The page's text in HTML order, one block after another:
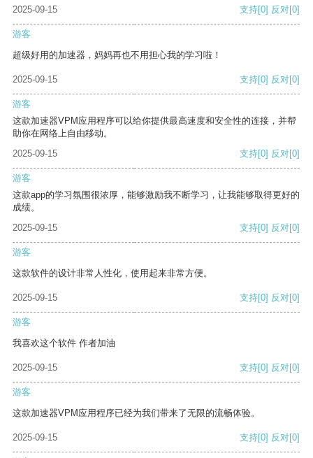
2025-09-15
支持[0] 反对[0]
游客
超级好用的加速器，妈妈再也不用担心我的学习啦！
2025-09-15 支持[0] 反对[0]
游客
这款加速器VPM应用程序可以给你提供最高速度和安全性的连接，并帮
助你在网络上自由移动。
2025-09-15
支持[0] 反对[0]
游客
这款app的学习氛围很浓厚，能够激励我不断学习，让我能够取得更好的
成绩。
2025-09-15
支持[0] 反对[0]
游客
这款软件的设计非常人性化，使用起来非常方便。
2025-09-15 支持[0] 反对[0]
游客
我喜欢这个软件 作者加油
2025-09-15 支持[0] 反对[0]
游客
这款加速器VPM应用程序已经为我们带来了无限的流畅体验。
2025-09-15 支持[0] 反对[0]